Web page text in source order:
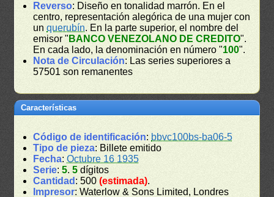
Reverso: Diseño en tonalidad marrón. En el
centro, representación alegórica de una mujer con
unquerubín. En la parte superior, el nombre del
emisor " BANCO VENEZOLANO DE CREDITO".
En cada lado, la denominación en número "100".
Nota de Circulación: Las series superiores a
57501 son remanentes
Características
Código de identificación: bbvc100bs-ba06-5
Tipo de pieza: Billete emitido
Fecha:Octubre 16 1935
Serie:5.5 dígitos
Cantidad : 500(estimada).
Impresor: Waterlow & Sons Limited, Londres